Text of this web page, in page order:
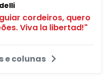
cordeiros, quero
Viva la libertad!"
e colunas